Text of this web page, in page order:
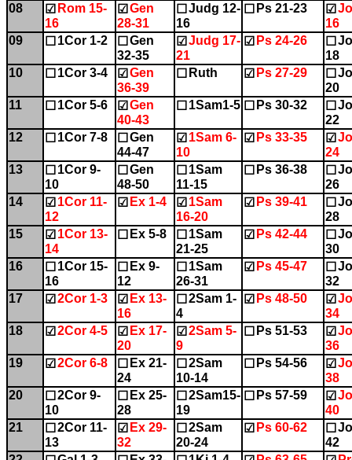
08
☑ Rom 15-
16
☑ Gen
28-31
☐ Judg 12-
16
☐ Ps 21-23 ☑
16
09
☐ 1Cor 1-2 ☐ Gen
32-35
☑ Judg 17-
21
☑ Ps 24-26 ☐
18
10
☐ 1Cor 3-4 ☑ Gen
36-39
☐ Ruth ☑ Ps 27-29 ☐
20
11
☐ 1Cor 5-6 ☑ Gen
40-43
☐ 1Sam1-5 ☐ Ps 30-32 ☐
22
12
☐ 1Cor 7-8 ☐ Gen
44-47
☑ 1Sam 6-
10
☑ Ps 33-35 ☑
24
13
☐ 1Cor 9-
10
☐ Gen
48-50
☐ 1Sam
11-15
☐ Ps 36-38 ☐
26
14
☑ 1Cor 11-
12
☑ Ex 1-4 ☑ 1Sam
16-20
☑ Ps 39-41 ☐
28
15
☑ 1Cor 13-
14
☐ Ex 5-8 ☐ 1Sam
21-25
☑ Ps 42-44 ☐
30
16
☐ 1Cor 15-
16
☐ Ex 9-
12
☐ 1Sam
26-31
☑ Ps 45-47 ☐
32
17
☑ 2Cor 1-3 ☑ Ex 13-
16
☐ 2Sam 1-
4
☑ Ps 48-50 ☑
34
18
☑ 2Cor 4-5 ☑ Ex 17-
20
☑ 2Sam 5-
9
☐ Ps 51-53 ☑
36
19
☑ 2Cor 6-8 ☐ Ex 21-
24
☐ 2Sam
10-14
☐ Ps 54-56 ☑
38
20
☐ 2Cor 9-
10
☐ Ex 25-
28
☐ 2Sam15-
19
☐ Ps 57-59 ☑
40
21
☐ 2Cor 11-
13
☑ Ex 29-
32
☐ 2Sam
20-24
☑ Ps 60-62 ☐
42